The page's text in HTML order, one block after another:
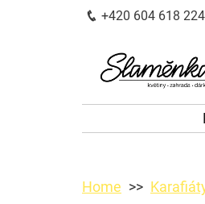
+420 604 618 224
Home